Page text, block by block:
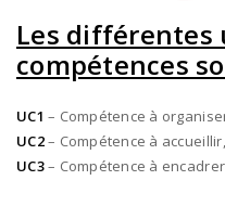
Les différentes
compétences
UC1 – Compétence à
UC2– Compétence à
UC3– Compétence à